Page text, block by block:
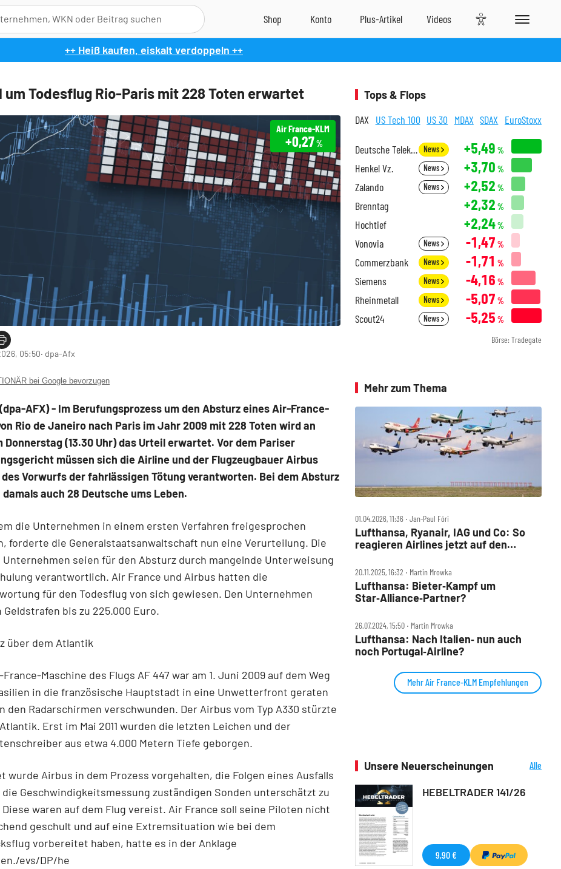
++ Heiß kaufen, eiskalt verdoppeln ++
um Todesflug Rio-Paris mit 228 Toten erwartet
Air France-KLM
+0,27%
05:50‧ dpa-Afx
bei Google bevorzugen
(dpa-AFX) - Im Berufungsprozess um den Absturz eines Air-France-
Rio de Janeiro nach Paris im Jahr 2009 mit 228 Toten wird an
Donnerstag (13.30 Uhr) das Urteil erwartet. Vor dem Pariser
müssen sich die Airline und der Flugzeugbauer Airbus
Vorwurfs der fahrlässigen Tötung verantworten. Bei dem Absturz
damals auch 28 Deutsche ums Leben.
die Unternehmen in einem ersten Verfahren freigesprochen
forderte die Generalstaatsanwaltschaft nun eine Verurteilung. Die
Unternehmen seien für den Absturz durch mangelnde Unterweisung
verantwortlich. Air France und Airbus hatten die
für den Todesflug von sich gewiesen. Den Unternehmen
Geldstrafen bis zu 225.000 Euro.
über dem Atlantik
Maschine des Flugs AF 447 war am 1. Juni 2009 auf dem Weg
in die französische Hauptstadt in eine Unwetterfront geraten
den Radarschirmen verschwunden. Der Airbus vom Typ A330 stürzte
Erst im Mai 2011 wurden die letzten Leichen und der
aus etwa 4.000 Metern Tiefe geborgen.
wurde Airbus in dem Prozess vorgehalten, die Folgen eines Ausfalls
Geschwindigkeitsmessung zuständigen Sonden unterschätzt zu
Diese waren auf dem Flug vereist. Air France soll seine Piloten nicht
geschult und auf eine Extremsituation wie bei dem
vorbereitet haben, hatte es in der Anklage
evs/DP/he
Tops & Flops
DAX US Tech 100 US 30 MDAX SDAX EuroStoxx
Deutsche Telekom News +5,49 %
Henkel Vz. News +3,70 %
Zalando News +2,52 %
Brenntag +2,32 %
Hochtief +2,24%
Vonovia News -1,47 %
Commerzbank News -1,71 %
Siemens News -4,16 %
Rheinmetall News -5,07 %
Scout24 News -5,25 %
Börse: Tradegate
Mehr zum Thema
01.04.2026, 11:36 ‧ Jan-Paul Fóri
Lufthansa, Ryanair, IAG und Co: So
reagieren Airlines jetzt auf den
20.11.2025, 16:32 ‧ Martin Mrowka
Lufthansa: Bieter‑Kampf um
Star‑Alliance‑Partner?
26.07.2024, 15:50 ‧ Martin Mrowka
Lufthansa: Nach Italien‑ nun auch
noch Portugal‑Airline?
Mehr Air France-KLM Empfehlungen
Unsere Neuerscheinungen
Alle
HEBELTRADER 141/26
9,90 €